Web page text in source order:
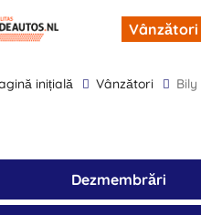
Vânzători
inițială Vânzători Bily
Dezmembrări